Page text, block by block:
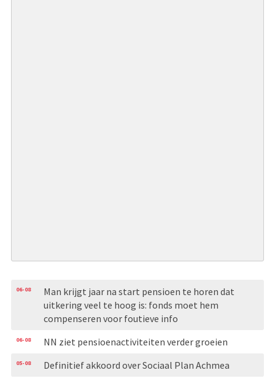
06-08
Man krijgt jaar na start pensioen te horen dat
uitkering veel te hoog is: fonds moet hem
compenseren voor foutieve info
06-08 NN ziet pensioenactiviteiten verder groeien
05-08 Definitief akkoord over Sociaal Plan Achmea